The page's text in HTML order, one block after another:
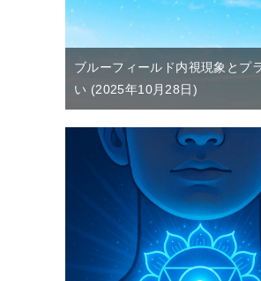
ブルーフィールド内視現象とプ
い
2025年10月28日